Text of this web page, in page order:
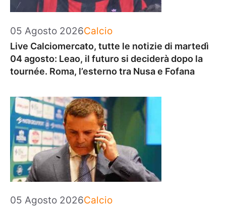
05 Agosto 2026Categorie
Calcio
Live Calciomercato, tutte le notizie di martedì
04 agosto: Leao, il futuro si deciderà dopo la
tournée. Roma, l’esterno tra Nusa e Fofana
05 Agosto 2026Categorie
Calcio